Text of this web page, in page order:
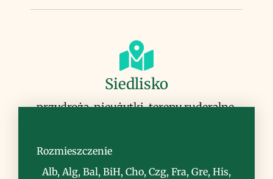
Siedlisko
przydroża, nieużytki, tereny ruderalne,
Rozmieszczenie
Alb, Alg, Bal, BiH, Cho, Czg, Fra, Gre, His,